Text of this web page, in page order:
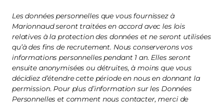
Les données personnelles que vous fournissez à
Marionnaud seront traitées en accord avec les lois
relatives à la protection des données et ne seront utilisées
qu’à des fins de recrutement. Nous conserverons vos
informations personnelles pendant 1 an. Elles seront
ensuite anonymisées ou détruites, à moins que vous
décidiez d’étendre cette période en nous en donnant la
permission. Pour plus d’information sur les Données
Personnelles et comment nous contacter, merci de